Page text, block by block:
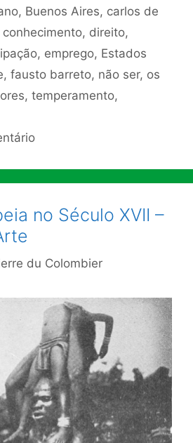
, Buenos Aires, carlos de
conhecimento, direito,
, emprego, Estados
, fausto barreto, não ser, os
, temperamento,
no Século XVII –
du Colombier